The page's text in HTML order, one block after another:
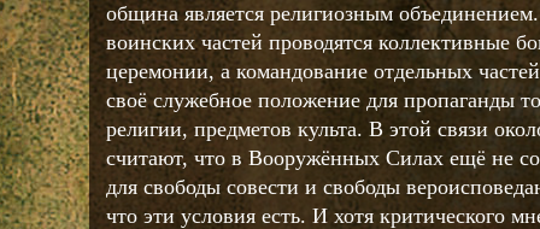
община является религиозным
воинских частей проводятся коллективные
церемонии, а командование отдельных
своё служебное положение для пропаганды
религии, предметов культа. В этой связи
считают, что в Вооружённых Силах ещё не
для свободы совести и свободы
что эти условия есть. И хотя критического